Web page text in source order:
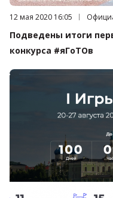
Дата публикации:
12 мая 2020 16:05
Подведены итоги
конкурса #яГоТОв